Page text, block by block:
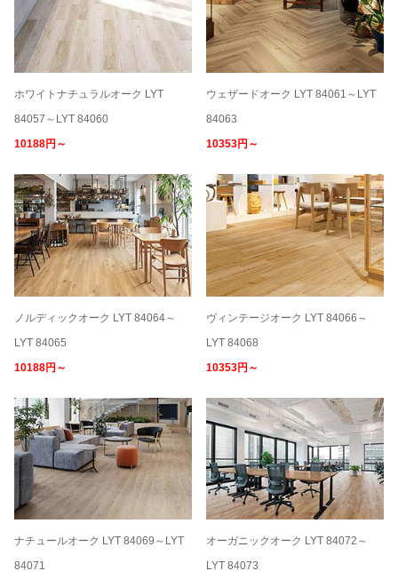
ホワイトナチュラルオーク LYT
84057～LYT 84060
10188円～
ウェザードオーク LYT 84061～LYT
84063
10353円～
ノルディックオーク LYT 84064～
LYT 84065
10188円～
ヴィンテージオーク LYT 84066～
LYT 84068
10353円～
ナチュールオーク LYT 84069～LYT
84071
オーガニックオーク LYT 84072～
LYT 84073